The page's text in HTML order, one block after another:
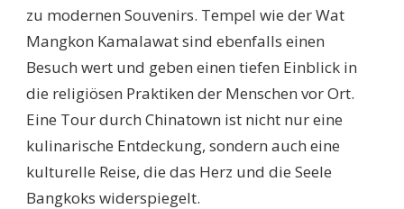
zu modernen Souvenirs. Tempel wie der Wat
Mangkon Kamalawat sind ebenfalls einen
Besuch wert und geben einen tiefen Einblick in
die religiösen Praktiken der Menschen vor Ort.
Eine Tour durch Chinatown ist nicht nur eine
kulinarische Entdeckung, sondern auch eine
kulturelle Reise, die das Herz und die Seele
Bangkoks widerspiegelt.